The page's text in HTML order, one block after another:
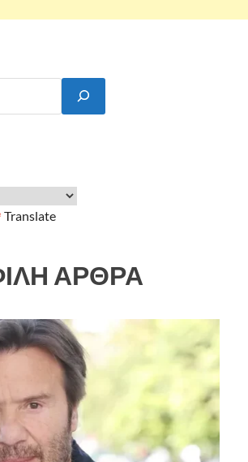
Translate
ΑΡΘΡΑ